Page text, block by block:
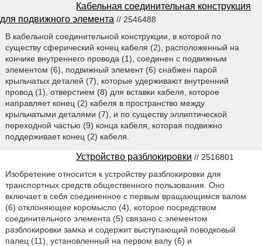
Кабельная соединительная конструкция
для подвижного элемента // 2546488
В кабельной соединительной конструкции, в которой по
существу сферический конец кабеля (2), расположенный на
кончике внутреннего провода (1), соединен с подвижным
элементом (6), подвижный элемент (6) снабжен парой
крыльчатых деталей (7), которые удерживают внутренний
провод (1), отверстием (8) для вставки кабеля, которое
направляет конец (2) кабеля в пространство между
крыльчатыми деталями (7), и по существу эллиптической
переходной частью (9) конца кабеля, которая подвижно
поддерживает конец (2) кабеля.
Устройство разблокировки // 2516801
Изобретение относится к устройству разблокировки для
транспортных средств общественного пользования. Оно
включает в себя соединенное с первым вращающимся валом
(6) отклоняющее коромысло (4), которое посредством
соединительного элемента (5) связано с элементом
разблокировки замка и содержит выступающий поводковый
палец (11), установленный на первом валу (6) и